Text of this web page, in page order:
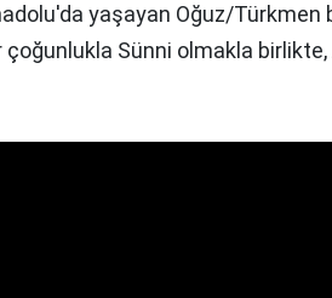
yaşayan Oğuz/Türkmen
Sünni olmakla birlikte,